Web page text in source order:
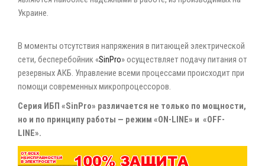
Украине.
В моменты отсутствия напряжения в питающей электрической
сети, бесперебойник «SinPro» осуществляет подачу питания от
резервных АКБ. Управление всеми процессами происходит при
помощи современных микропроцессоров.
Серия ИБП «SinPro» различается не только по мощности,
но и по принципу работы — режим «ON-LINE» и «OFF-
LINE».